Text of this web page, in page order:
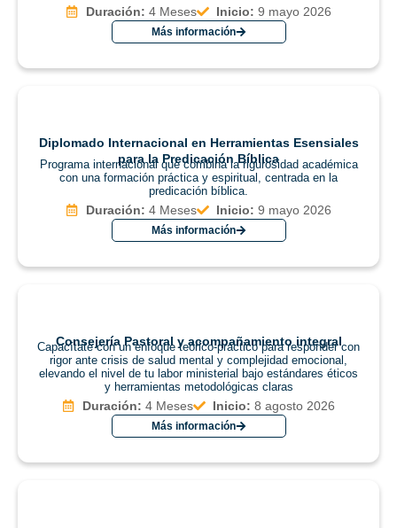
Duración: 4 Meses Inicio: 9 mayo 2026
Más información
Diplomado Internacional en Herramientas Esensiales
para la Predicación Bíblica
Programa internacional que combina la rigurosidad académica
con una formación práctica y espiritual, centrada en la
predicación bíblica.
Duración: 4 Meses Inicio: 9 mayo 2026
Más información
Consejería Pastoral y acompañamiento integral
Capacítate con un enfoque teórico-práctico para responder con
rigor ante crisis de salud mental y complejidad emocional,
elevando el nivel de tu labor ministerial bajo estándares éticos
y herramientas metodológicas claras
Duración: 4 Meses Inicio: 8 agosto 2026
Más información